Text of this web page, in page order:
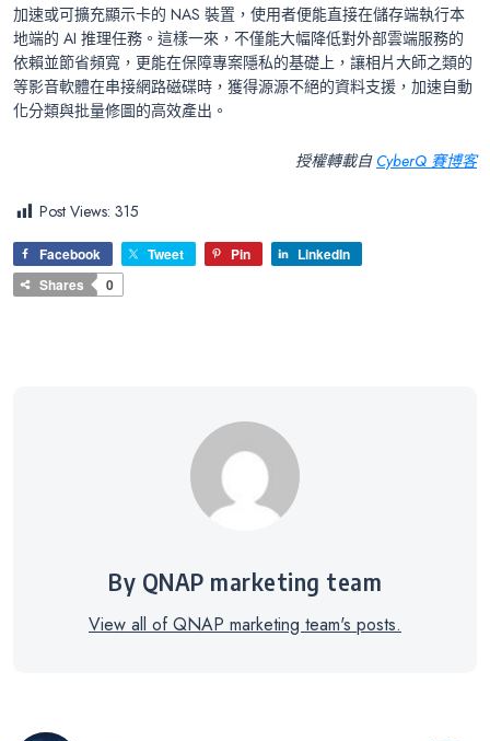
加速或可擴充顯示卡的 NAS 裝置，使用者便能直接在儲存端執行本
地端的 AI 推理任務。這樣一來，不僅能大幅降低對外部雲端服務的
依賴並節省頻寬，更能在保障專案隱私的基礎上，讓相片大師之類的
等影音軟體在串接網路磁碟時，獲得源源不絕的資料支援，加速自動
化分類與批量修圖的高效產出。
授權轉載自 CyberQ 賽博客
Post Views: 315
Facebook Tweet Pin
LinkedIn
Shares
0
By QNAP marketing team
View all of QNAP marketing team's posts.